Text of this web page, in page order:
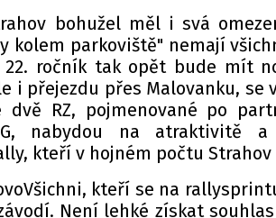
bohužel měl i svá
kolem parkoviště" nemají
22. ročník tak opět bude mít
i přejezdu přes Malovanku, se
dvě RZ, pojmenované po
nabydou na atraktivitě
kteří v hojném počtu
kteří se na
Není lehké získat